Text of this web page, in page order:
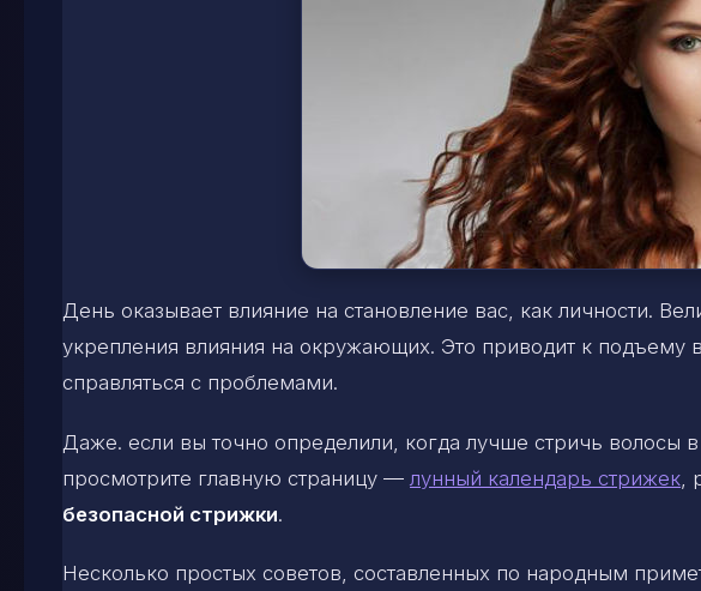
День оказывает влияние на становление вас, как личности.
укрепления влияния на окружающих. Это приводит к подъему
справляться с проблемами.
Даже. если вы точно определили, когда лучше стричь волосы
просмотрите главную страницу — лунный календарь стрижек
безопасной стрижки.
Несколько простых советов, составленных по народным